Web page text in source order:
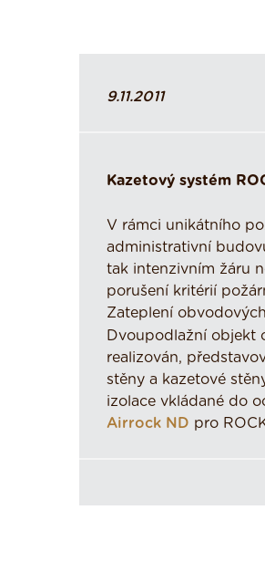
9.11.2011
Kazetový systém
V rámci unikátního
administrativní
tak intenzivním žáru
porušení kritérií
Zateplení
Dvoupodlažní objekt
realizován,
stěny a kazetové
izolace vkládané do
Airrock ND pro